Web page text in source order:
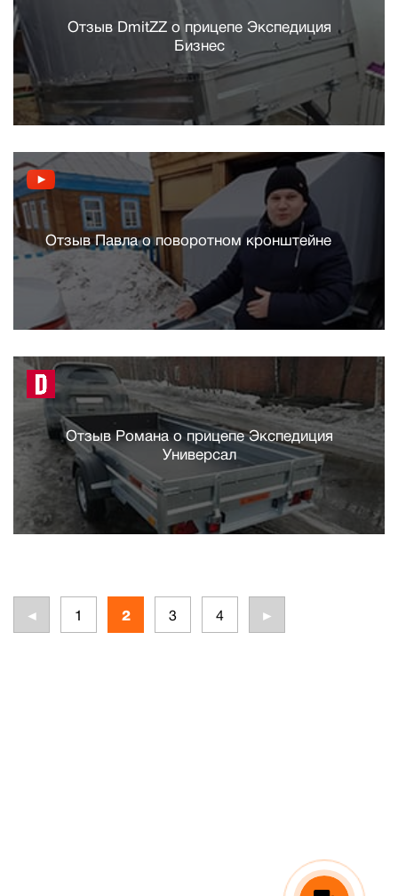
Отзыв DmitZZ о прицепе Экспедиция
Бизнес
Отзыв Павла о поворотном кронштейне
Отзыв Романа о прицепе Экспедиция
Универсал
◄ 1 2 3 4 ►